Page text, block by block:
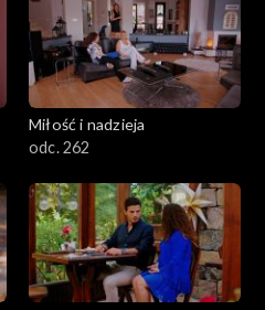
Miłość i nadzieja
odc. 262